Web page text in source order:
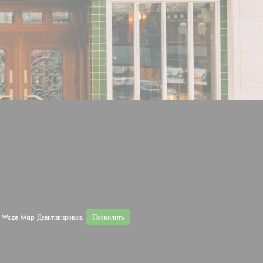
Waze Map Деактивирован. Позволить